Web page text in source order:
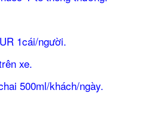
1cái/người.
xe.
500ml/khách/ngày.